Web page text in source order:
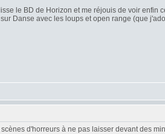
le BD de Horizon et me réjouis de voir enfin
Danse avec les loups et open range (que
d'horreurs à ne pas laisser devant des